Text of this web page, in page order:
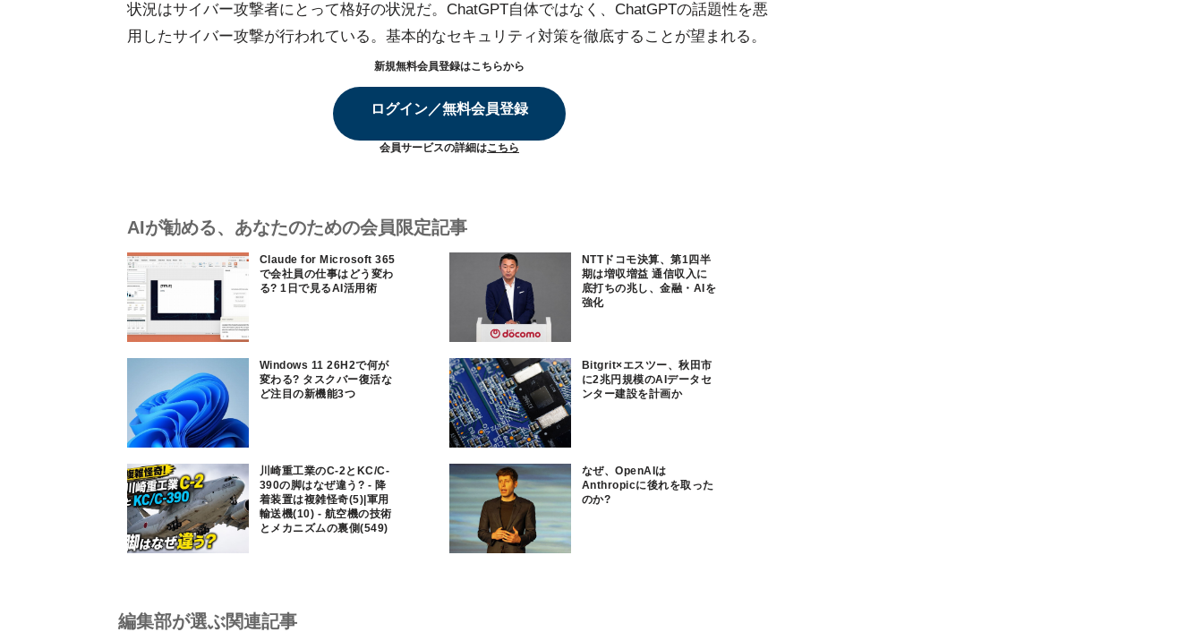
状況はサイバー攻撃者にとって格好の状況だ。ChatGPT自体ではなく、ChatGPTの話題性を悪
用したサイバー攻撃が行われている。基本的なセキュリティ対策を徹底することが望まれる。
新規無料会員登録はこちらから
ログイン／無料会員登録
会員サービスの詳細はこちら
AIが勧める、あなたのための会員限定記事
Claude for Microsoft 365
で会社員の仕事はどう変わ
る? 1日で見るAI活用術
NTTドコモ決算、第1四半
期は増収増益 通信収入に
底打ちの兆し、金融・AIを
強化
Windows 11 26H2で何が
変わる? タスクバー復活な
ど注目の新機能3つ
Bitgrit×エスツー、秋田市
に2兆円規模のAIデータセ
ンター建設を計画か
川崎重工業のC-2とKC/C-
390の脚はなぜ違う? - 降
着装置は複雑怪奇(5)|軍用
輸送機(10) - 航空機の技術
とメカニズムの裏側(549)
なぜ、OpenAIは
Anthropicに後れを取った
のか?
編集部が選ぶ関連記事